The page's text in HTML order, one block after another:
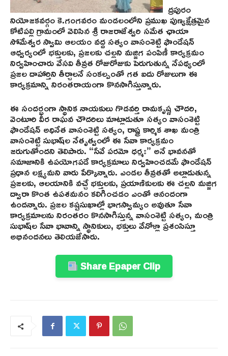
ద్రపురం
నియోజకవర్గం కె.గంగవరం మండలంలోని ప్రముఖ పుణ్యక్షేత్రమైన
కోటిపల్లి గ్రామంలో వెలిసిన శ్రీ రాజరాజేశ్వరి సమేత ఛాయా
సోమేశ్వర స్వామి ఆలయం వద్ద సత్యం వాసంశెట్టి ఫౌండేషన్
ఆధ్వర్యంలో భక్తులకు, ప్రజలకు చల్లని మజ్జిగ పంపిణీ కార్యక్రమం
నిర్వహించారు వేసవి తీవ్రత రోజురోజుకు పెరుగుతున్న నేపథ్యంలో
ప్రజల దాహార్తిని తీర్చాలనే సంకల్పంతో గత ఐదు రోజులుగా ఈ
కార్యక్రమాన్ని నిరంతరాయంగా కొనసాగిస్తున్నారు.
ఈ సందర్భంగా స్థానిక నాయకులు గొడవర్తి రామకృష్ణ చౌదరి,
వెంటూరి వీర రాఘవ చౌదరిలు మాట్లాడుతూ సత్యం వాసంశెట్టి
ఫౌండేషన్ అధినేత వాసంశెట్టి సత్యం, రాష్ట్ర కార్మిక శాఖ మంత్రి
వాసంశెట్టి సుభాష్‌ల నేతృత్వంలో ఈ సేవా కార్యక్రమం
జరుగుతోందని తెలిపారు. “సేవే పరమో ధర్మః” అనే భావనతో
సమాజానికి ఉపయోగపడే కార్యక్రమాలు నిర్వహించడమే ఫౌండేషన్
ప్రధాన లక్ష్యమని వారు పేర్కొన్నారు. ఎండల తీవ్రతతో అల్లాడుతున్న
ప్రజలకు, ఆలయానికి వచ్చే భక్తులకు, ప్రయాణికులకు ఈ చల్లని మజ్జిగ
ద్వారా కొంత ఉపశమనం కలిగించడం ఎంతో ఆనందంగా
ఉందన్నారు. ప్రజల కష్టసుఖాల్లో భాగస్వామ్యం అవుతూ సేవా
కార్యక్రమాలను నిరంతరం కొనసాగిస్తున్న వాసంశెట్టి సత్యం, మంత్రి
సుభాష్‌ల సేవా భావాన్ని స్థానికులు, భక్తులు వేనోళ్లా ప్రశంసిస్తూ
అభినందనలు తెలియజేసారు.
Share Epaper Clip